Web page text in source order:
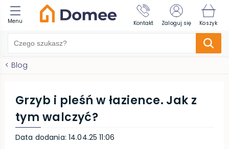
Menu Kontakt Zaloguj się Koszyk
< Blog
Grzyb i pleśń w łazience. Jak z
tym walczyć?
Data dodania: 14.04.25 11:06